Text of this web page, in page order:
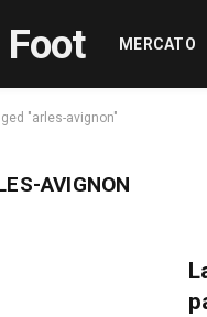
Foot MERCATO
"arles-avignon"
AVIGNON